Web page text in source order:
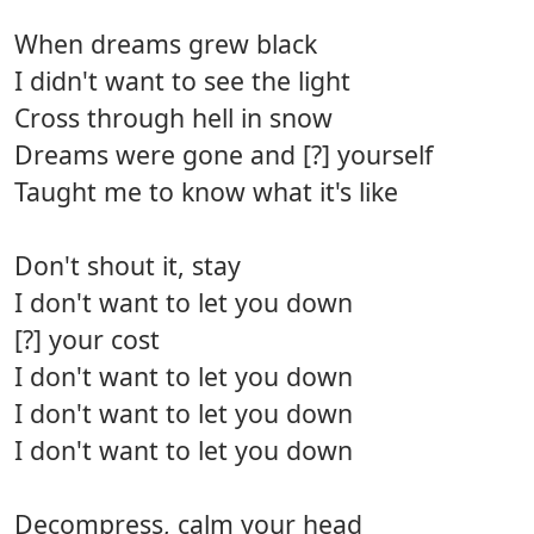
When dreams grew black
I didn't want to see the light
Cross through hell in snow
Dreams were gone and [?] yourself
Taught me to know what it's like
Don't shout it, stay
I don't want to let you down
[?] your cost
I don't want to let you down
I don't want to let you down
I don't want to let you down
Decompress, calm your head